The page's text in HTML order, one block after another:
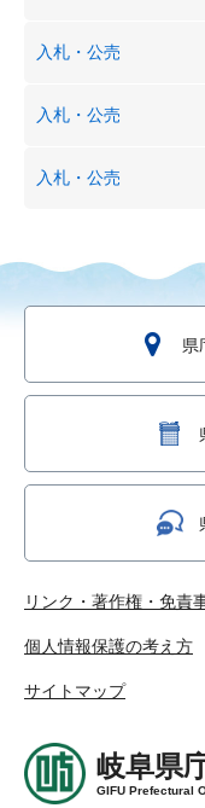
入札・公売
入札・公売
入札・公売
県
リンク・著作権・免責
個人情報保護の考え方
サイトマップ
岐阜県
GIFU Prefectural